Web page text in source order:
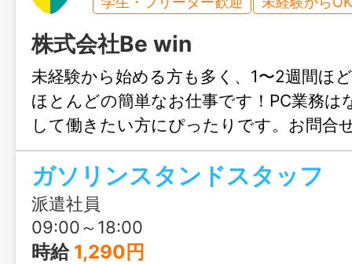
株式会社Be win
未経験から始める方も多く、1〜2週間ほ
ほとんどの簡単なお仕事です！PC業務は
して働きたい方にぴったりです。お問合
迎、まずはじょぶる福岡までお気軽にご
ガソリンスタンドスタッフ
派遣社員
09:00～18:00
時給 1,290円